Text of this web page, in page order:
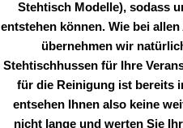
Stehtisch Modelle), sodass
entstehen können. Wie bei
übernehmen wir
Stehtischhussen für Ihre
für die Reinigung ist bereits
entsehen Ihnen also keine
nicht lange und werten Sie